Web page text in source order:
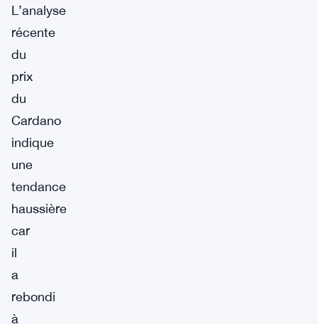
L’analyse
récente
du
prix
du
Cardano
indique
une
tendance
haussière
car
il
a
rebondi
à